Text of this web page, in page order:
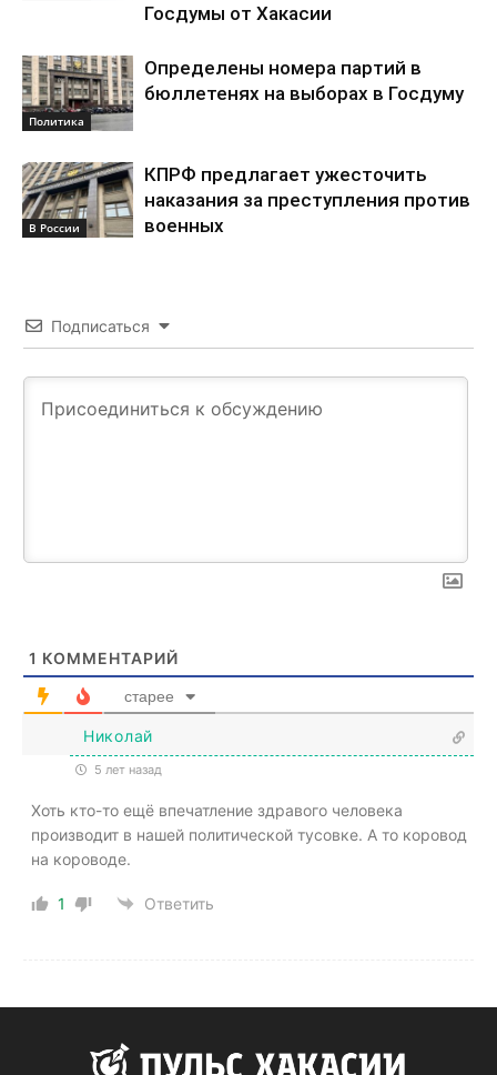
Госдумы от Хакасии
Политика
Определены номера партий в
бюллетенях на выборах в Госдуму
В России
КПРФ предлагает ужесточить
наказания за преступления против
военных
Подписаться
1 КОММЕНТАРИЙ
старее
Николай
5 лет назад
Хоть кто-то ещё впечатление здравого человека
производит в нашей политической тусовке. А то коровод
на короводе.
1 Ответить